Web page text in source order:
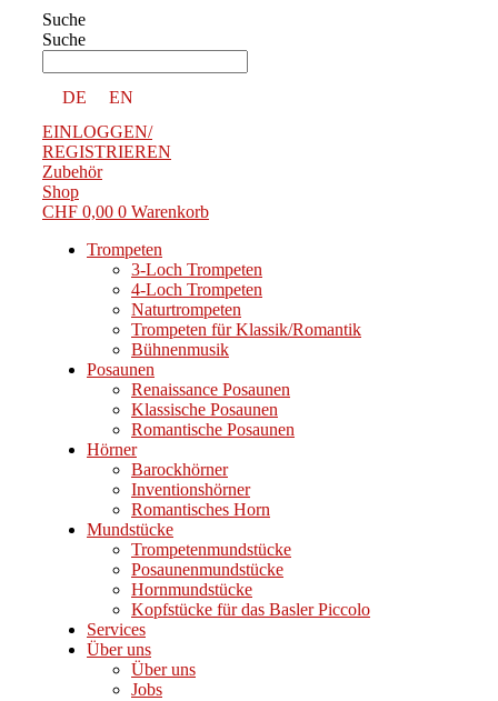
Suche
Suche
DE
EN
EINLOGGEN/
REGISTRIEREN
Zubehör
Shop
CHF 0,00 0 Warenkorb
Trompeten
3-Loch Trompeten
4-Loch Trompeten
Naturtrompeten
Trompeten für Klassik/Romantik
Bühnenmusik
Posaunen
Renaissance Posaunen
Klassische Posaunen
Romantische Posaunen
Hörner
Barockhörner
Inventionshörner
Romantisches Horn
Mundstücke
Trompetenmundstücke
Posaunenmundstücke
Hornmundstücke
Kopfstücke für das Basler Piccolo
Services
Über uns
Über uns
Jobs